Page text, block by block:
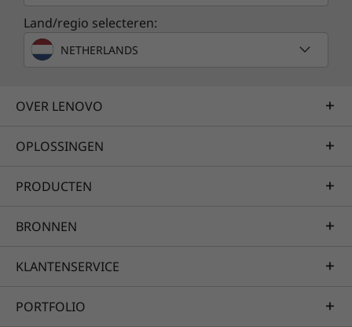
Land/regio selecteren:
NETHERLANDS
OVER LENOVO
OPLOSSINGEN
PRODUCTEN
BRONNEN
KLANTENSERVICE
PORTFOLIO